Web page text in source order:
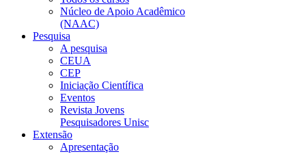
Núcleo de Apoio Acadêmico
(NAAC)
Pesquisa
A pesquisa
CEUA
CEP
Iniciação Científica
Eventos
Revista Jovens
Pesquisadores Unisc
Extensão
Apresentação